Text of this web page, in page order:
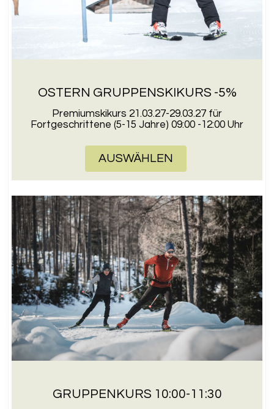
OSTERN GRUPPENSKIKURS -5%
Premiumskikurs 21.03.27-29.03.27 für
Fortgeschrittene (5-15 Jahre) 09:00 -12:00 Uhr
AUSWÄHLEN
GRUPPENKURS 10:00-11:30